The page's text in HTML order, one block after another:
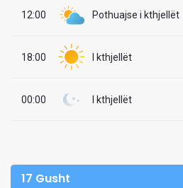
12:00 Pothuajse i kthjellët
18:00 I kthjellët
00:00 I kthjellët
17 Gusht